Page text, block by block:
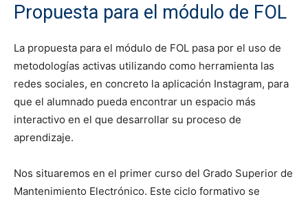
Propuesta para el módulo de FOL
La propuesta para el módulo de FOL pasa por el uso de
metodologías activas utilizando como herramienta las
redes sociales, en concreto la aplicación Instagram, para
que el alumnado pueda encontrar un espacio más
interactivo en el que desarrollar su proceso de
aprendizaje.
Nos situaremos en el primer curso del Grado Superior de
Mantenimiento Electrónico. Este ciclo formativo se